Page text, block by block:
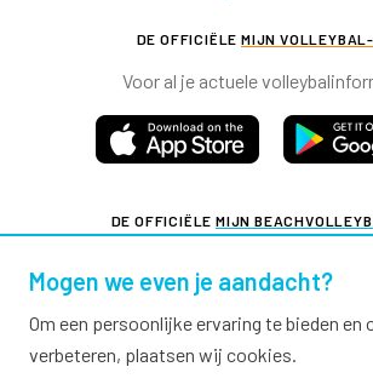
DE OFFICIËLE MIJN
Voor al je actuele
DE OFFICIËLE MIJN
Mogen we even je aandacht?
Om een persoonlijke ervaring te bieden en
verbeteren, plaatsen wij cookies.